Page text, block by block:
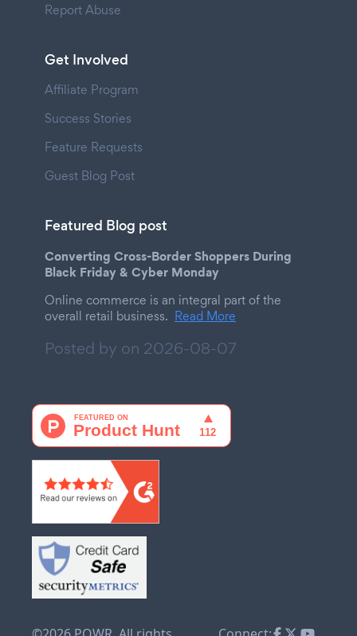
Report Abuse
Get Involved
Affiliate Program
Success Stories
Feature Requests
Guest Blog Post
Featured Blog post
Converting Cross-Border Shoppers During
Black Friday & Cyber Monday
Online commerce is an integral part of the
overall retail business. Read More
Posted by on 2026-08-07